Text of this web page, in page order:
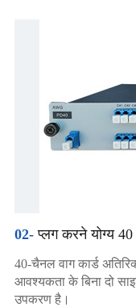
02-प्लग करने योग्य 40
40-चैनल वाग कार्ड
आवश्यकता के बिना दो
उपकरण है।